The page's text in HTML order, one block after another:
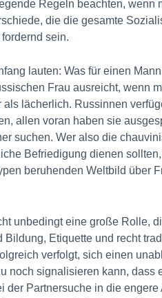
Regeln beachten,
die die gesamte
sein.
lauten: Was für einen
Frau ausreicht, wenn
als lächerlich. Russinnen
allen voran haben sie
suchen. Wer also die
Befriedigung dienen
beruhenden Weltbild über
unbedingt eine große Rolle,
Bildung, Etiquette und recht
verfolgt, sich einen
noch signalisieren kann,
der Partnersuche in die